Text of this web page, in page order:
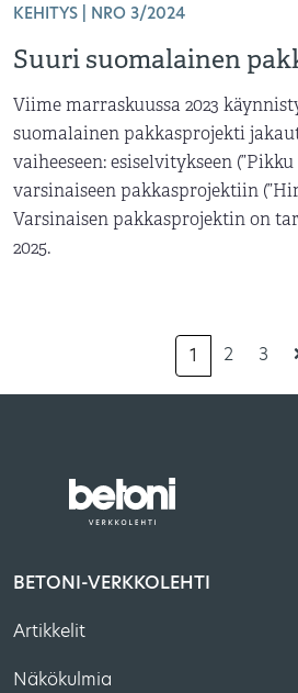
KEHITYS | NRO 3/2024
Suuri suomalainen
Viime marraskuussa 2023
suomalainen pakkasprojekti
vaiheeseen: esiselvitykseen
varsinaiseen pakkasprojektiin
Varsinaisen pakkasprojektin on
2025.
1 2 3
BETONI-VERKKOLEHTI
Artikkelit
Näkökulmia